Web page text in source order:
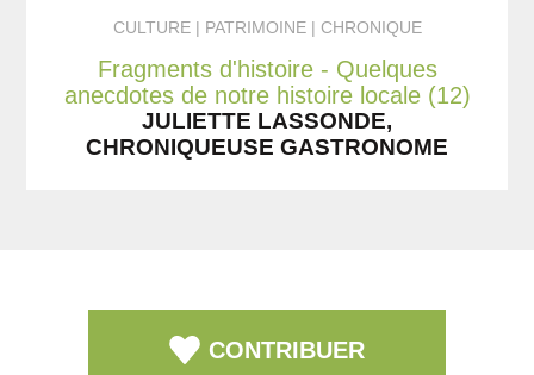
CULTURE PATRIMOINE CHRONIQUE
Fragments d'histoire - Quelques
anecdotes de notre histoire locale (12)
JULIETTE LASSONDE,
CHRONIQUEUSE GASTRONOME
CONTRIBUER